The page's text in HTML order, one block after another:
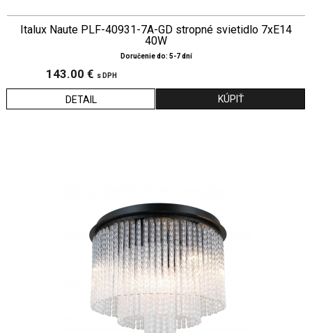
Italux Naute PLF-40931-7A-GD stropné svietidlo 7xE14
40W
Doručenie do: 5-7 dní
143.00 € s DPH
DETAIL